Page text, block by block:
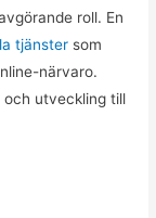
roll. En
tjänster som
närvaro.
och utveckling till